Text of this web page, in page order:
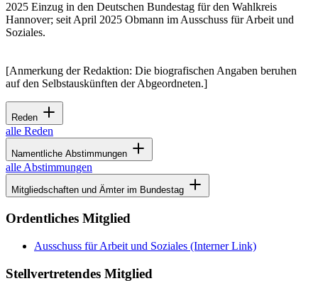
2025 Einzug in den Deutschen Bundestag für den Wahlkreis
Hannover; seit April 2025 Obmann im Ausschuss für Arbeit und
Soziales.
[Anmerkung der Redaktion: Die biografischen Angaben beruhen
auf den Selbstauskünften der Abgeordneten.]
Reden
alle Reden
Namentliche Abstimmungen
alle Abstimmungen
Mitgliedschaften und Ämter im Bundestag
Ordentliches Mitglied
Ausschuss für Arbeit und Soziales (Interner Link)
Stellvertretendes Mitglied